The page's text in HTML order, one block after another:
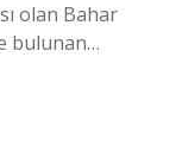
olan Bahar
bulunan…